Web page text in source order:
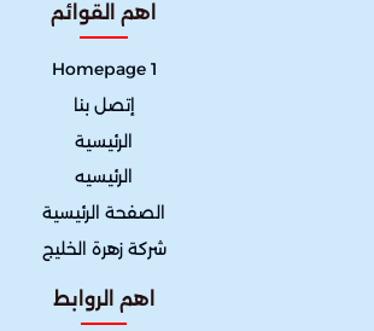
اهم القوائم
Homepage 1
إتصل بنا
الرئيسية
الرئيسيه
الصفحة الرئيسية
شركة زهرة الخليج
اهم الروابط